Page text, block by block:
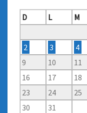
D
L M
2
3 4
9
10 11
16
17 18
23
24 25
30
31